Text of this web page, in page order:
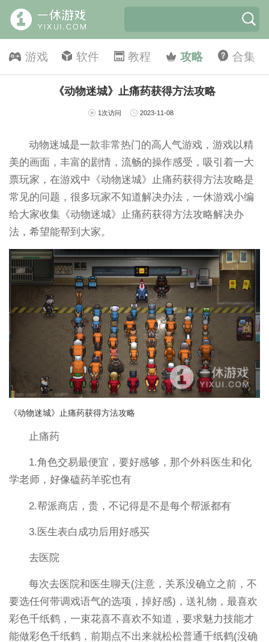
游戏 软件 教程 攻略 合集
《动物迷城》止痛药获得方法攻略
1次访问 2023-11-08
动物迷城是一款非常热门的高人气游戏，游戏以精
美的画面，丰富的剧情，流畅的操作感受，吸引着一大
票玩家，在游戏中《动物迷城》止痛药获得方法攻略是
常见的问题，很多玩家不知道解决办法，一休游戏小编
给大家收集《动物迷城》止痛药获得方法攻略解决办
法，希望能帮到大家。
《动物迷城》止痛药获得方法攻略
止痛药
1.角色交易最便宜，要好感够，那个外科医生和化
学老师，好像磕药羊驼也有
2.帮派商店，贵，不记得是不是每个帮派都有
3.医生表白成功后用好感买
去医院
每次去医院和医生聊天(注意，关系没确立之前，不
要选任何带调戏语气的选项，掉好感)，送礼物，最喜欢
彩色千纸鹤，一束花喜不喜欢不知道，要求魅力技能才
能做彩色千纸鹤，前期点不出来就松松普通千纸鹤(没确